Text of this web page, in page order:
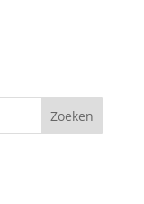
Zoeken